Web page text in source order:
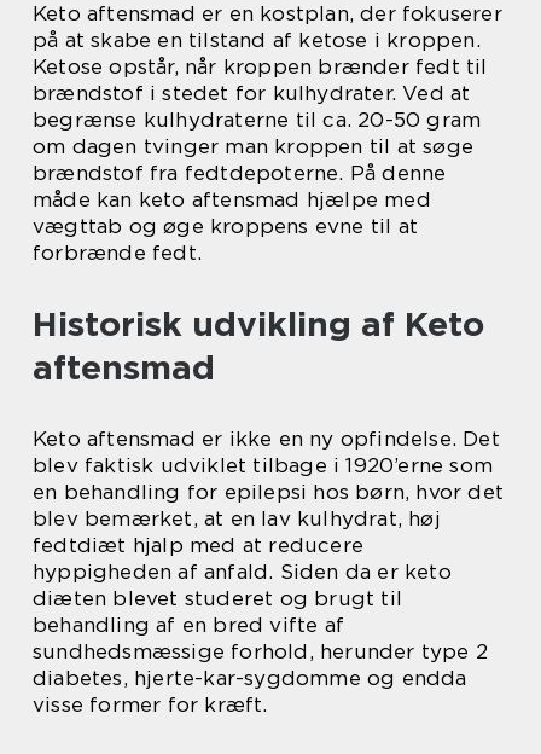
Keto aftensmad er en kostplan, der fokuserer
på at skabe en tilstand af ketose i kroppen.
Ketose opstår, når kroppen brænder fedt til
brændstof i stedet for kulhydrater. Ved at
begrænse kulhydraterne til ca. 20-50 gram
om dagen tvinger man kroppen til at søge
brændstof fra fedtdepoterne. På denne
måde kan keto aftensmad hjælpe med
vægttab og øge kroppens evne til at
forbrænde fedt.
Historisk udvikling af Keto
aftensmad
Keto aftensmad er ikke en ny opfindelse. Det
blev faktisk udviklet tilbage i 1920’erne som
en behandling for epilepsi hos børn, hvor det
blev bemærket, at en lav kulhydrat, høj
fedtdiæt hjalp med at reducere
hyppigheden af anfald. Siden da er keto
diæten blevet studeret og brugt til
behandling af en bred vifte af
sundhedsmæssige forhold, herunder type 2
diabetes, hjerte-kar-sygdomme og endda
visse former for kræft.